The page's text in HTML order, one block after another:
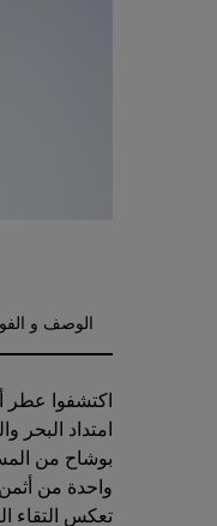
الوصف و
اكتشفوا عطر
امتداد البحر
بوشاح من
واحدة من أثمن
تعكس التقاء